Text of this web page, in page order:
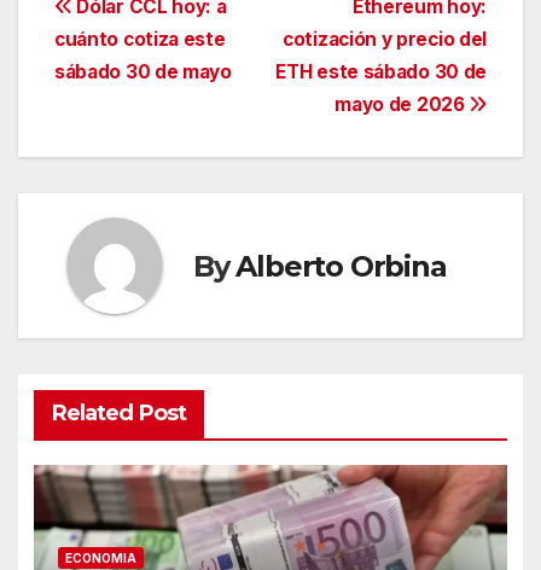
Navegación
de
Ethereum hoy:
cotización y precio del
ETH este sábado 30 de
mayo de 2026
Dólar CCL hoy: a
cuánto cotiza este
sábado 30 de mayo
ByAlberto Orbina
Related Post
ECONOMIA